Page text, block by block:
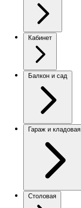
Кабинет
Балкон и сад
Гараж и кладовая
Столовая